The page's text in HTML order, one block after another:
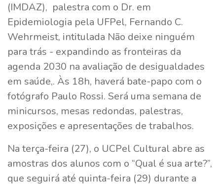
(IMDAZ), palestra com o Dr. em
Epidemiologia pela UFPel, Fernando C.
Wehrmeist, intitulada Não deixe ninguém
para trás - expandindo as fronteiras da
agenda 2030 na avaliação de desigualdades
em saúde,. Às 18h, haverá bate-papo com o
fotógrafo Paulo Rossi. Será uma semana de
minicursos, mesas redondas, palestras,
exposições e apresentações de trabalhos.
Na terça-feira (27), o UCPel Cultural abre as
amostras dos alunos com o “Qual é sua arte?”,
que seguirá até quinta-feira (29) durante a